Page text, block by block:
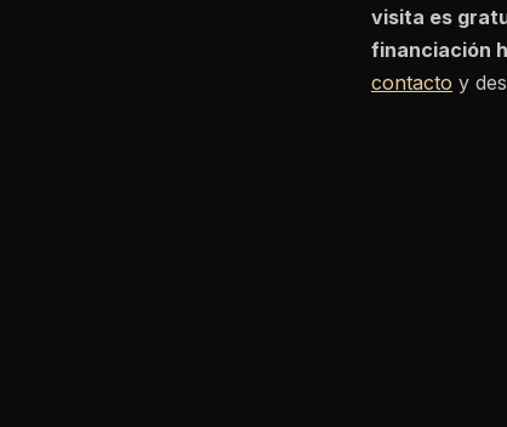
visita es
financiación
contacto y